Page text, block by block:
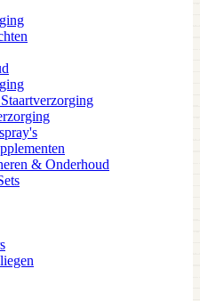
& Onderhoud